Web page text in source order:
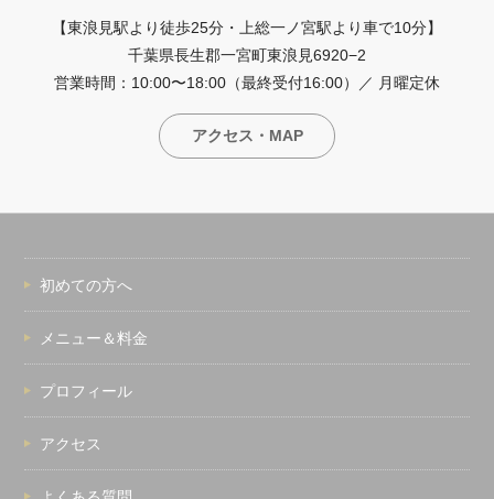
【東浪見駅より徒歩25分・上総一ノ宮駅より車で10分】
千葉県長生郡一宮町東浪見6920−2
営業時間：10:00〜18:00（最終受付16:00）／ 月曜定休
アクセス・MAP
初めての方へ
メニュー＆料金
プロフィール
アクセス